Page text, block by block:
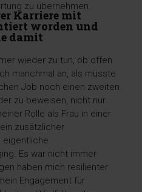
zu übernehmen.
Karriere mit
worden und
damit
wieder zu tun, ob offen
manchmal an, als müsste
Job noch einen zweiten
zu beweisen, nicht nur
Rolle als Frau in einer
zusätzlicher
eigentliche
Es war nicht immer
haben mich resilienter
Engagement für